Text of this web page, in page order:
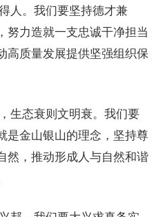
人。我们要坚持德才兼
努力造就一支忠诚干净担当
高质量发展提供坚强组织保
生态衰则文明衰。我们要
是金山银山的理念，坚持尊
然，推动形成人与自然和谐